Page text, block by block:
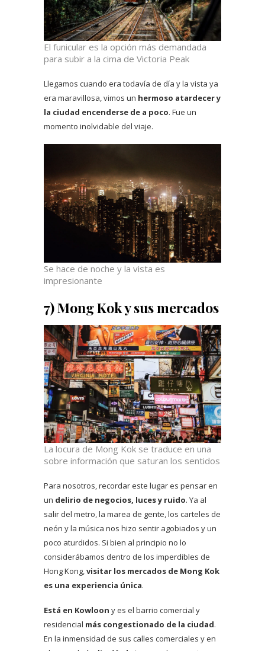
El funicular es la opción más demandada
para subir a la cima de Victoria Peak
Llegamos cuando era todavía de día y la vista ya
era maravillosa, vimos un hermoso atardecer y
la ciudad encenderse de a poco. Fue un
momento inolvidable del viaje.
Se hace de noche y la vista es
impresionante
7) Mong Kok y sus mercados
La locura de Mong Kok se traduce en una
sobre información que saturan los sentidos
Para nosotros, recordar este lugar es pensar en
un delirio de negocios, luces y ruido. Ya al
salir del metro, la marea de gente, los carteles de
neón y la música nos hizo sentir agobiados y un
poco aturdidos. Si bien al principio no lo
considerábamos dentro de los imperdibles de
Hong Kong,visitar los mercados de Mong Kok
es una experiencia única.
Está en Kowloon y es el barrio comercial y
residencial más congestionado de la ciudad.
En la inmensidad de sus calles comerciales y en